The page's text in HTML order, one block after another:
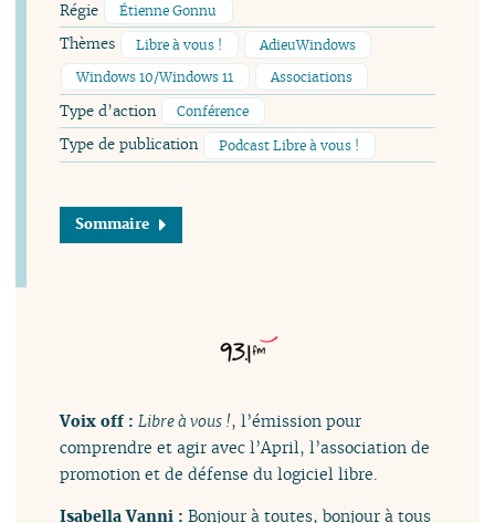
Régie Étienne Gonnu
Thèmes Libre à vous !
AdieuWindows
Windows 10/Windows 11
Associations
Type d’action Conférence
Type de publication Podcast Libre à vous !
Sommaire
Voix off :Libre à vous !, l’émission pour
comprendre et agir avec l’April, l’association de
promotion et de défense du logiciel libre.
Isabella Vanni :Bonjour à toutes, bonjour à tous